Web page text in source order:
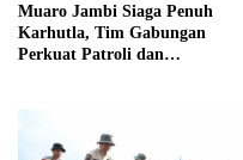
Muaro Jambi Siaga Penuh
Karhutla, Tim Gabungan
Perkuat Patroli dan